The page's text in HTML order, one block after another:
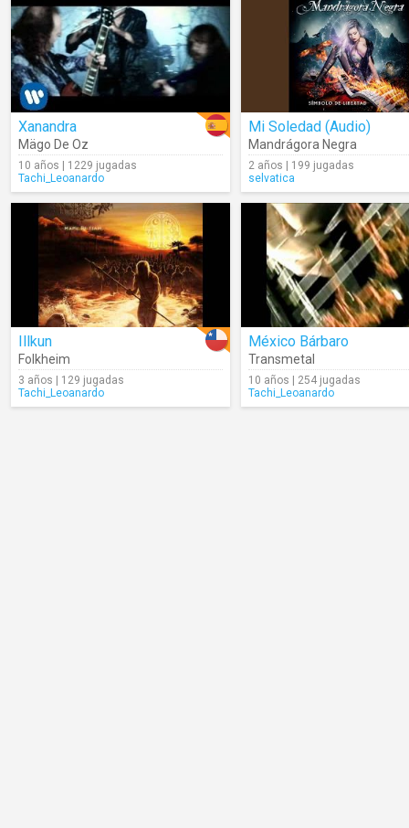
Xanandra
Mägo De Oz
10 años | 1229 jugadas
Tachi_Leoanardo
Mi Soledad (Audio)
Mandrágora Negra
2 años | 199 jugadas
selvatica
Illkun
Folkheim
3 años | 129 jugadas
Tachi_Leoanardo
México Bárbaro
Transmetal
10 años | 254 jugadas
Tachi_Leoanardo